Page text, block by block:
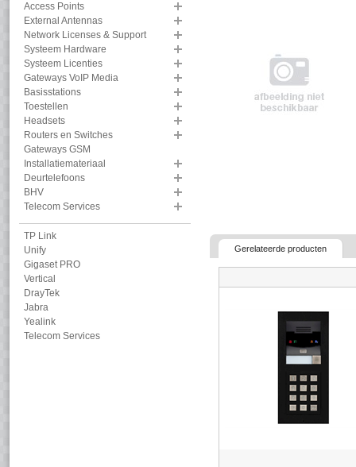
Access Points
External Antennas
Network Licenses & Support
Systeem Hardware
Systeem Licenties
Gateways VoIP Media
Basisstations
Toestellen
Headsets
Routers en Switches
Gateways GSM
Installatiemateriaal
Deurtelefoons
BHV
Telecom Services
TP Link
Unify
Gigaset PRO
Vertical
DrayTek
Jabra
Yealink
Telecom Services
Gerelateerde producten